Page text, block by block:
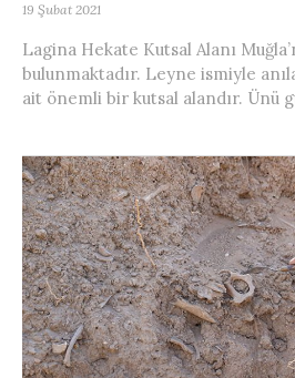
19 Şubat 2021
Lagina Hekate Kutsal Alanı
bulunmaktadır. Leyne ismiyle
ait önemli bir kutsal alandır. Ünü